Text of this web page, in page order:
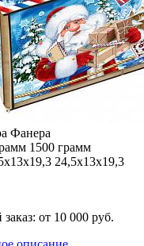
Фанера
1500 грамм
24,5x13x19,3
от 10 000 руб.